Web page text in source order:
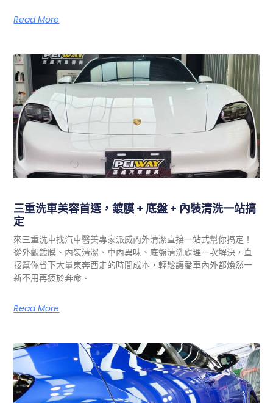
Read More
三重洗車美容首選，鍍膜 + 底盤 + 內裝清洗一站搞
定
來三重洗車找汽車醫美專家派威內外清潔直接一站式幫你搞定！
從外觀鍍膜、內裝清潔、車內異味、底盤清洗處理一次解決，直
接幫你省下大量東奔西走的時間成本，輕鬆讓愛車內外都煥然一
新不用再疲於奔命。
Read More